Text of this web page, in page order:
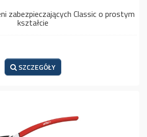
zabezpieczających Classic o prostym
kształcie
SZCZEGÓŁY